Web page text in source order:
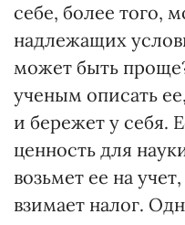
себе, более того,
надлежащих
может быть
ученым описать
и бережет у себя.
ценность для
возьмет ее на
взимает налог.